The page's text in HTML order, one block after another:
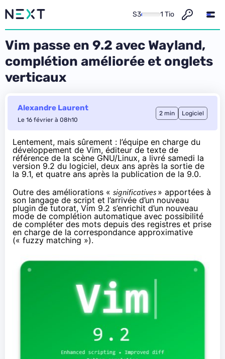
S3 1 Tio
Vim passe en 9.2 avec Wayland,
complétion améliorée et onglets
verticaux
Alexandre Laurent
Le 16 février à 08h10
2 min Logiciel
Lentement, mais sûrement : l’équipe en charge du
développement de Vim, éditeur de texte de
référence de la scène GNU/Linux, a livré samedi la
version 9.2 du logiciel, deux ans après la sortie de
la 9.1, et quatre ans après la publication de la 9.0.
Outre des améliorations « significatives » apportées à
son langage de script et l’arrivée d’un nouveau
plugin de tutorat, Vim 9.2 s’enrichit d’un nouveau
mode de complétion automatique avec possibilité
de compléter des mots depuis des registres et prise
en charge de la correspondance approximative
(« fuzzy matching »).